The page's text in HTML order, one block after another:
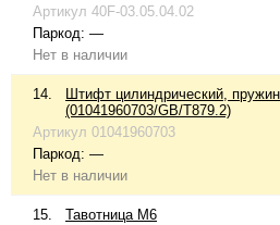
Артикул 40F-03.05.04.02
Паркод: —
Нет в наличии
14.
Штифт цилиндрический,
(01041960703/GB/T879.2)
Артикул 01041960703
Паркод: —
Нет в наличии
15.
Тавотница М6